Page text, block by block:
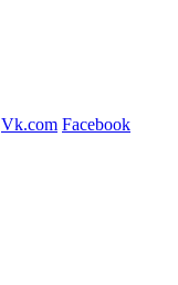
Vk.com Facebook